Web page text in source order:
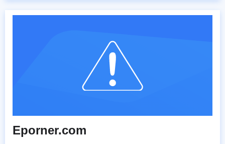
Eporner.com